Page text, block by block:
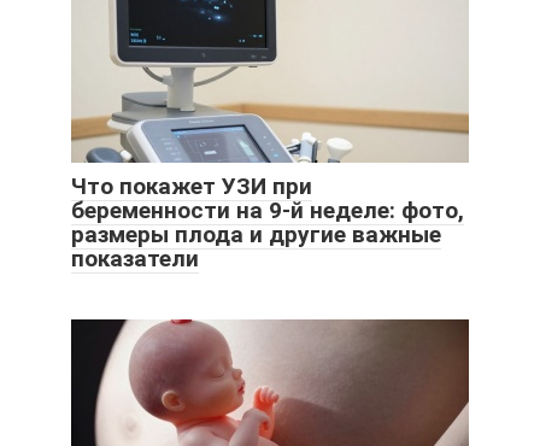
Что покажет УЗИ при
беременности на 9-й неделе: фото,
размеры плода и другие важные
показатели